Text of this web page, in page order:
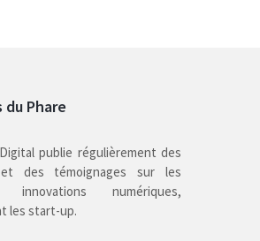
du Phare
publie régulièrement des
et des témoignages sur les
innovations numériques,
les start-up.